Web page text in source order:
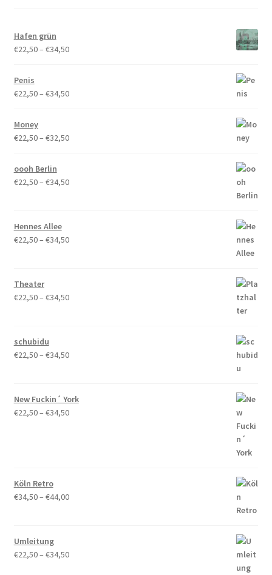
Hafen grün
€22,50– €34,50Preisspanne:
€34,50
Penis
€22,50– €34,50Preisspanne:
€34,50
Money
€22,50– €32,50Preisspanne:
€32,50
oooh Berlin
€22,50– €34,50Preisspanne:
Hennes Allee
€22,50– €34,50Preisspanne:
Theater
€22,50– €34,50Preisspanne:
schubidu
€22,50– €34,50Preisspanne:
€34,50
New Fuckin´ York
€22,50– €34,50Preisspanne:
Köln Retro
€34,50– €44,00Preisspanne:
Umleitung
€22,50– €34,50Preisspanne: